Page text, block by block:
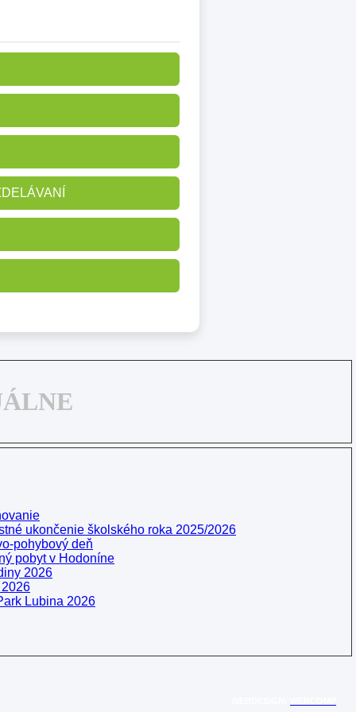
ukončenie školského roka 2025/2026
pohybový deň
pobyt v Hodoníne
2026
Lubina 2026